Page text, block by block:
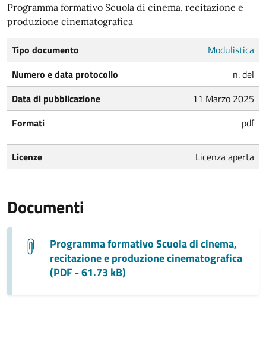
Programma formativo Scuola di cinema, recitazione e
produzione cinematografica
Tipo documento
Modulistica
Numero e data protocollo
n. del
Data di pubblicazione
11 Marzo 2025
Formati
pdf
Licenze Licenza aperta
Documenti
Programma formativo Scuola di cinema,
recitazione e produzione cinematografica
(PDF - 61.73 kB)